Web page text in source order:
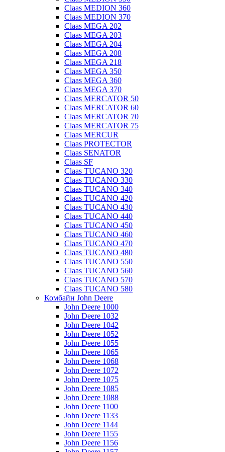
Claas MEDION 360
Claas MEDION 370
Claas MEGA 202
Claas MEGA 203
Claas MEGA 204
Claas MEGA 208
Claas MEGA 218
Claas MEGA 350
Claas MEGA 360
Claas MEGA 370
Claas MERCATOR 50
Claas MERCATOR 60
Claas MERCATOR 70
Claas MERCATOR 75
Claas MERCUR
Claas PROTECTOR
Claas SENATOR
Claas SF
Claas TUCANO 320
Claas TUCANO 330
Claas TUCANO 340
Claas TUCANO 420
Claas TUCANO 430
Claas TUCANO 440
Claas TUCANO 450
Claas TUCANO 460
Claas TUCANO 470
Claas TUCANO 480
Claas TUCANO 550
Claas TUCANO 560
Claas TUCANO 570
Claas TUCANO 580
Комбайн John Deere
John Deere 1000
John Deere 1032
John Deere 1042
John Deere 1052
John Deere 1055
John Deere 1065
John Deere 1068
John Deere 1072
John Deere 1075
John Deere 1085
John Deere 1088
John Deere 1100
John Deere 1133
John Deere 1144
John Deere 1155
John Deere 1156